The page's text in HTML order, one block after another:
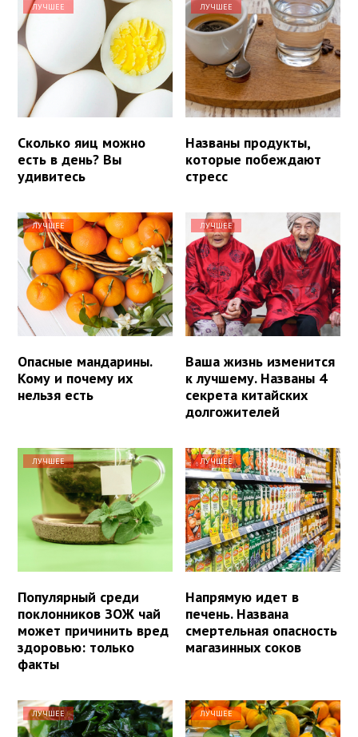
ЛУЧШЕЕ
Сколько яиц можно
есть в день? Вы
удивитесь
ЛУЧШЕЕ
Названы продукты,
которые побеждают
стресс
ЛУЧШЕЕ
Опасные мандарины.
Кому и почему их
нельзя есть
ЛУЧШЕЕ
Ваша жизнь изменится
к лучшему. Названы 4
секрета китайских
долгожителей
ЛУЧШЕЕ
Популярный среди
поклонников ЗОЖ чай
может причинить вред
здоровью: только
факты
ЛУЧШЕЕ
Напрямую идет в
печень. Названа
смертельная опасность
магазинных соков
ЛУЧШЕЕ ЛУЧШЕЕ